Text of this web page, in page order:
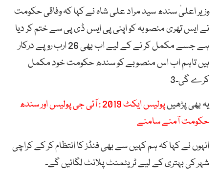
وزیر اعلیٰ سندھ سید مراد علی شاہ نے کہا کہ وفاقی حکومت
نے ایس تھری منصوبہ کو اپنی پی ایس ڈی پی سے ختم کر دیا
ہے جسے مکمل کر نے کے لیے اب بھی 26 ارب روپے درکار
ہیں تاہم اب اس منصوبے کو سندھ حکومت خود مکمل
کرے گی۔3
یہ بھی پڑھیں
پولیس ایکٹ 2019 : آئی جی پولیس اور سندھ
حکومت آمنے سامنے
انہوں نے کہا کہ ہم کہیں سے بھی فنڈز کا انتظام کر کے کراچی
شہر کی بہتری کے لیے ٹریٹمنٹ پلانٹ لگائیں گے۔